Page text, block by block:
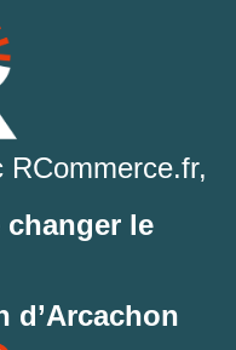
RCommerce.fr,
le
d’Arcachon